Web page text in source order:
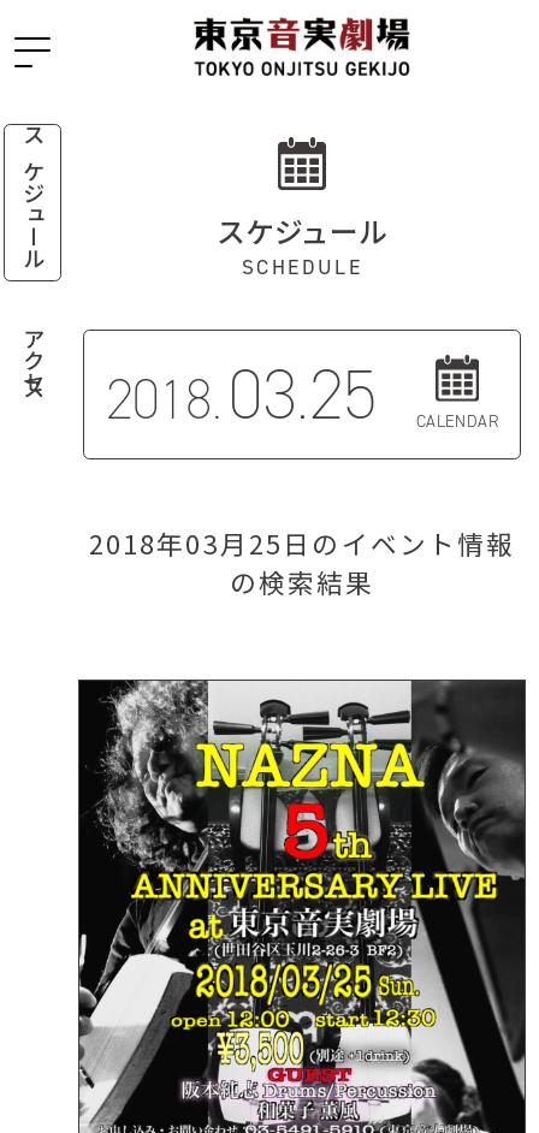
スケジュール
アクセス
スケジュール
SCHEDULE
2018.03.25 CALENDAR
2018年03月25日のイベント情報
の検索結果